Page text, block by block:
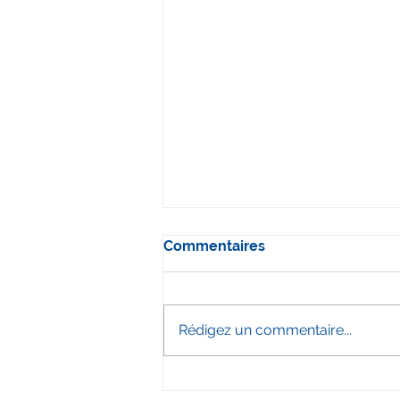
Commentaires
Rédigez un commentaire...